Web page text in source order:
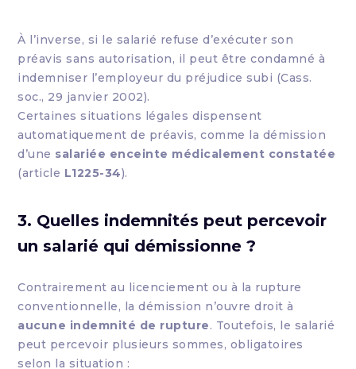
À l’inverse, si le salarié refuse d’exécuter son
préavis sans autorisation, il peut être condamné à
indemniser l’employeur du préjudice subi (Cass.
soc., 29 janvier 2002).
Certaines situations légales dispensent
automatiquement de préavis, comme la démission
d’une salariée enceinte médicalement constatée
(article L1225-34).
3. Quelles indemnités peut percevoir
un salarié qui démissionne ?
Contrairement au licenciement ou à la rupture
conventionnelle, la démission n’ouvre droit à
aucune indemnité de rupture. Toutefois, le salarié
peut percevoir plusieurs sommes, obligatoires
selon la situation :